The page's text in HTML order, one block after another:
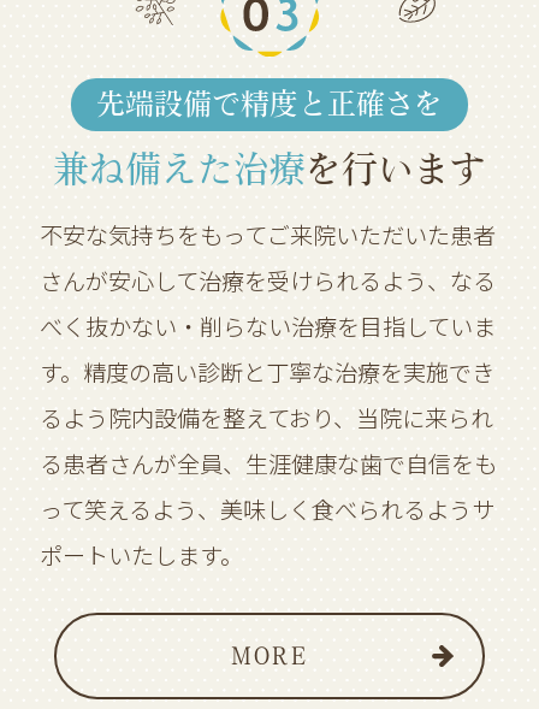
先端設備で精度と正確さを
兼ね備えた治療を行います
不安な気持ちをもってご来院いただいた患者
さんが安心して治療を受けられるよう、なる
べく抜かない・削らない治療を目指していま
す。精度の高い診断と丁寧な治療を実施でき
るよう院内設備を整えており、当院に来られ
る患者さんが全員、生涯健康な歯で自信をも
って笑えるよう、美味しく食べられるようサ
ポートいたします。
MORE